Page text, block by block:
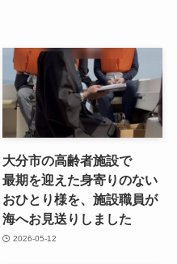
大分市の​高齢者施設で​
最期を​迎えた​身寄りの​ない​
おひとり様を、​施設職員が​
海へお見送りしました
2026-05-12